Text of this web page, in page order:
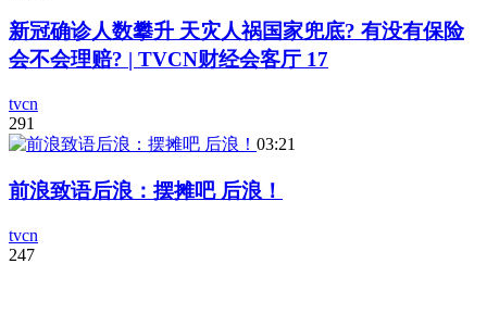
新冠确诊人数攀升 天灾人祸国家兜底? 有没有保险
会不会理赔? | TVCN财经会客厅 17
tvcn
291
03:21
前浪致语后浪：摆摊吧 后浪！
tvcn
247